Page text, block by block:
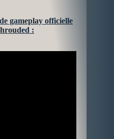
gameplay officielle
: